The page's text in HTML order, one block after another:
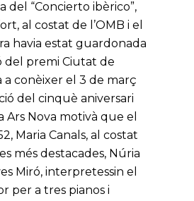
del “Concierto ibèrico”,
al costat de l’OMB i el
havia estat guardonada
del premi Ciutat de
a conèixer el 3 de març
del cinquè aniversari
Ars Nova motivà que el
Maria Canals, al costat
més destacades, Núria
Miró, interpretessin el
per a tres pianos i